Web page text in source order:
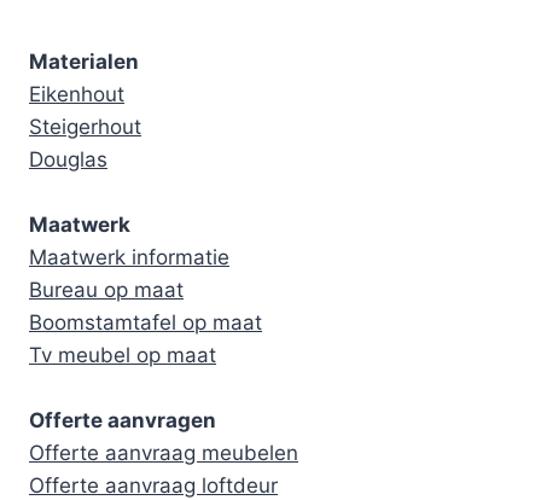
Materialen
Eikenhout
Steigerhout
Douglas
Maatwerk
Maatwerk informatie
Bureau op maat
Boomstamtafel op maat
Tv meubel op maat
Offerte aanvragen
Offerte aanvraag meubelen
Offerte aanvraag loftdeur